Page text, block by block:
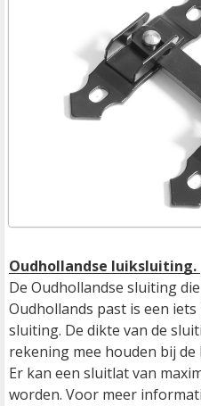
Oudhollandse luiksluiting.
De Oudhollandse sluiting
Oudhollands past is een
sluiting. De dikte van de
rekening mee houden bij
Er kan een sluitlat van
worden. Voor meer